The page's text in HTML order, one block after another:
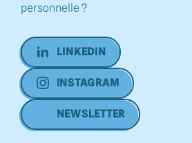
personnelle ?
LINKEDIN
INSTAGRAM
NEWSLETTER